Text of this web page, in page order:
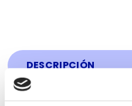
DESCRIPCIÓN
La refrigeradora LG